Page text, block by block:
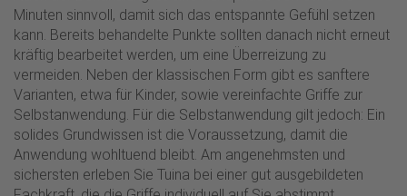
Minuten sinnvoll, damit sich das entspannte Gefühl setzen
kann. Bereits behandelte Punkte sollten danach nicht erneut
kräftig bearbeitet werden, um eine Überreizung zu
vermeiden. Neben der klassischen Form gibt es sanftere
Varianten, etwa für Kinder, sowie vereinfachte Griffe zur
Selbstanwendung. Für die Selbstanwendung gilt jedoch: Ein
solides Grundwissen ist die Voraussetzung, damit die
Anwendung wohltuend bleibt. Am angenehmsten und
sichersten erleben Sie Tuina bei einer gut ausgebildeten